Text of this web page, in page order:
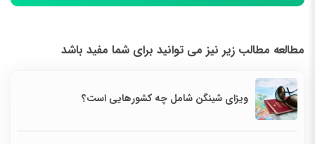
مطالعه مطالب زیر نیز می توانید برای شما مفید باشد
ویزای شینگن شامل چه کشورهایی است؟